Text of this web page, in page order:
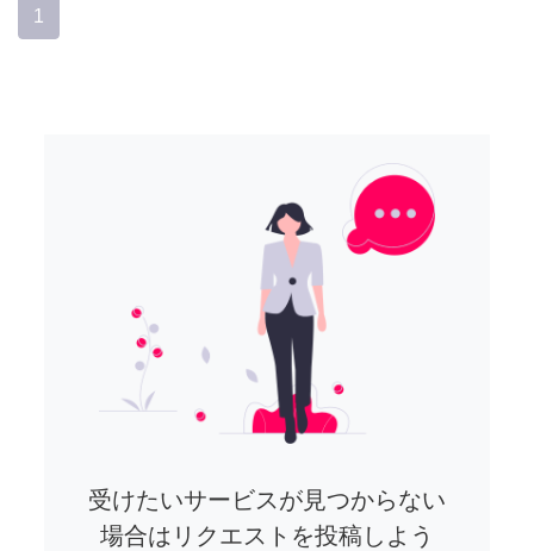
1
受けたいサービスが見つからない
場合はリクエストを投稿しよう